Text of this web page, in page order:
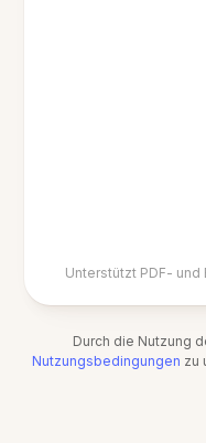
Unterstützt PDF-
Durch die Nutzung
Nutzungsbedingungen zu